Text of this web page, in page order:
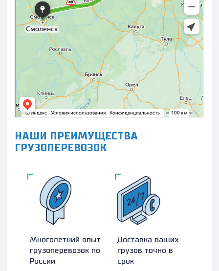
НАШИ ПРЕИМУЩЕСТВА
ГРУЗОПЕРЕВОЗОК
Многолетний опыт
грузоперевозок по
России
Доставка ваших
грузов точно в
срок